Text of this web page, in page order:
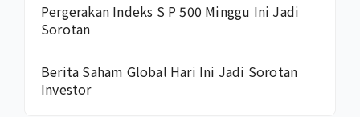
Pergerakan Indeks S P 500 Minggu Ini Jadi
Sorotan
Berita Saham Global Hari Ini Jadi Sorotan
Investor